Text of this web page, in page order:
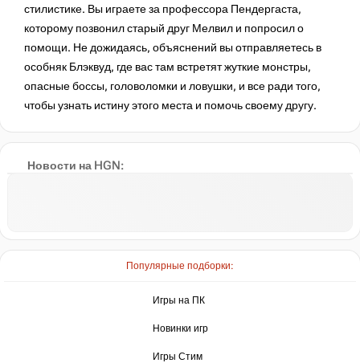
Новости на HGN:
Популярные подборки:
Игры на ПК
Новинки игр
Игры Стим
стилистике. Вы играете за профессора Пендергаста,
которому позвонил старый друг Мелвил и попросил о
помощи. Не дожидаясь, объяснений вы отправляетесь в
особняк Блэквуд, где вас там встретят жуткие монстры,
опасные боссы, головоломки и ловушки, и все ради того,
чтобы узнать истину этого места и помочь своему другу.